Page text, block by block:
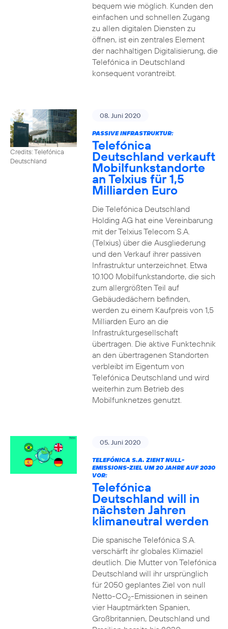
bequem wie möglich. Kunden den
einfachen und schnellen Zugang
zu allen digitalen Diensten zu
öffnen, ist ein zentrales Element
der nachhaltigen Digitalisierung, die
Telefónica in Deutschland
konsequent vorantreibt.
Credits: Telefónica
Deutschland
08. Juni 2020
PASSIVE INFRASTRUKTUR:
Telefónica
Deutschland verkauft
Mobilfunkstandorte
an Telxius für 1,5
Milliarden Euro
Die Telefónica Deutschland
Holding AG hat eine Vereinbarung
mit der Telxius Telecom S.A.
(Telxius) über die Ausgliederung
und den Verkauf ihrer passiven
Infrastruktur unterzeichnet. Etwa
10.100 Mobilfunkstandorte, die sich
zum allergrößten Teil auf
Gebäudedächern befinden,
werden zu einem Kaufpreis von 1,5
Milliarden Euro an die
Infrastrukturgesellschaft
übertragen. Die aktive Funktechnik
an den übertragenen Standorten
verbleibt im Eigentum von
Telefónica Deutschland und wird
weiterhin zum Betrieb des
Mobilfunknetzes genutzt.
05. Juni 2020
TELEFÓNICA S.A. ZIEHT NULL-
EMISSIONS-ZIEL UM 20 JAHRE AUF 2030
VOR:
Telefónica
Deutschland will in
nächsten Jahren
klimaneutral werden
Die spanische Telefónica S.A.
verschärft ihr globales Klimaziel
deutlich. Die Mutter von Telefónica
Deutschland will ihr ursprünglich
für 2050 geplantes Ziel von null
Netto-CO2-Emissionen in seinen
vier Hauptmärkten Spanien,
Großbritannien, Deutschland und